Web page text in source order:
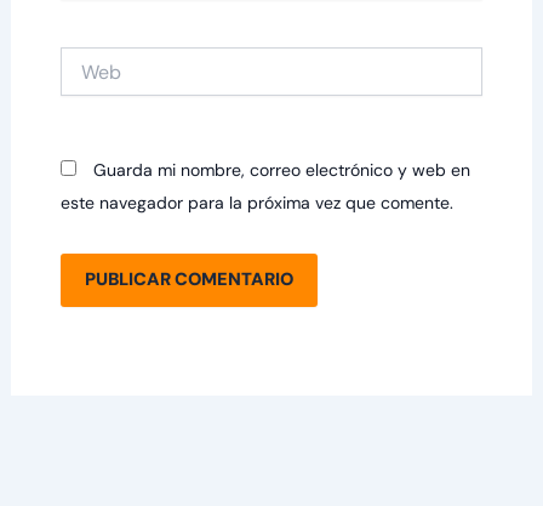
Guarda mi nombre, correo electrónico y web en
este navegador para la próxima vez que comente.